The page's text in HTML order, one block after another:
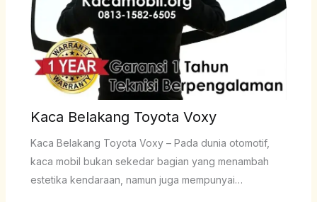
Kaca Belakang Toyota Voxy
Kaca Belakang Toyota Voxy – Pada dunia otomotif,
kaca mobil bukan sekedar bagian yang menambah
estetika kendaraan, namun juga mempunyai…